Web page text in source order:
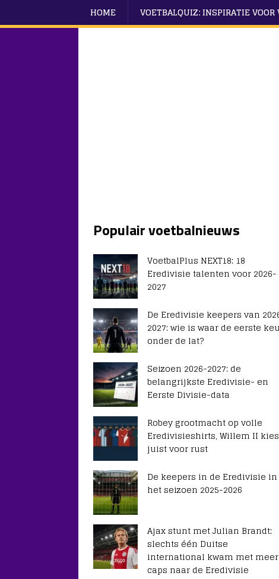
HOME VOETBALQUIZ: INSPIRATIE VOOR
Populair voetbalnieuws
VoetbalPlus NEXT18: 18
Eredivisie talenten voor 2026-
2027
De Eredivisie keepers van
2027: wie is waar de eerste
onder de lat?
Seizoen 2026-2027: de
belangrijkste Eredivisie- en
Eerste Divisie-data
Robey grootmacht op volle
Eredivisieshirts, Willem II
juist voor rust
De keepers in de Eredivisie in
het seizoen 2025-2026
Ajax stunt met Julian Brandt:
slechts één Duitse
international kwam met meer
caps naar de Eredivisie